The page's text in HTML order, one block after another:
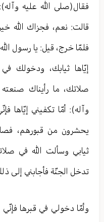
فقال(صلى الله عليه
قالت: نعم، فجزاك الله
فلمّا خرج، قيل: يا رسول
إيّاها ثيابك، ودخولك
صلاتك، ما رأيناك صنعته
وآله): أمّا تكفيني إيّاها
يحشرون من قبورهم،
ثيابي وسألت الله في
تدخل الجنّة فأجابني إلى
وأمّا دخولي في قبرها